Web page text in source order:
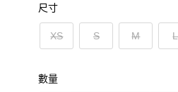
尺寸
XS S M L
數量